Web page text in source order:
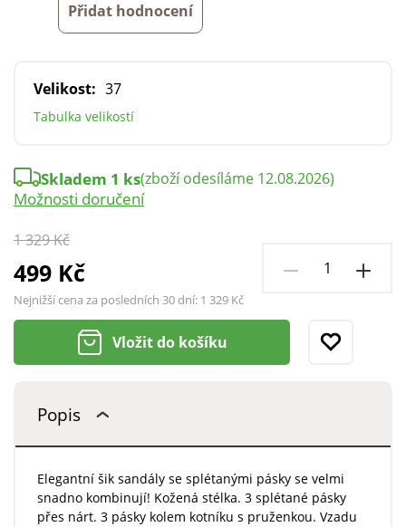
Přidat hodnocení
Velikost: 37
Tabulka velikostí
1 329 Kč
499 Kč
Nejnižší cena za posledních 30 dní: 1 329 Kč
Skladem 1 ks(zboží odesíláme 12.08.2026)
Možnosti doručení
Vložit do košíku
Popis
Elegantní šik sandály se splétanými pásky se velmi
snadno kombinují! Kožená stélka. 3 splétané pásky
přes nárt. 3 pásky kolem kotníku s pruženkou. Vzadu